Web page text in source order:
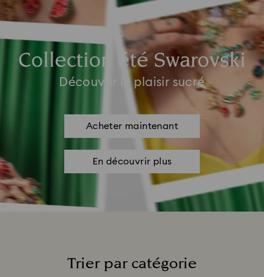
Collection été Swarovski
Découvrir le plaisir sucré
Acheter maintenant
En découvrir plus
Trier par catégorie